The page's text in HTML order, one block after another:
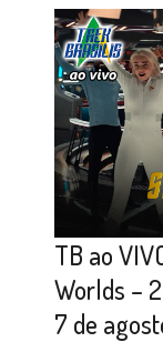
TB ao
Worlds –
7 de